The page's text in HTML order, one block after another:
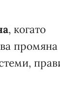
, когато
промяна